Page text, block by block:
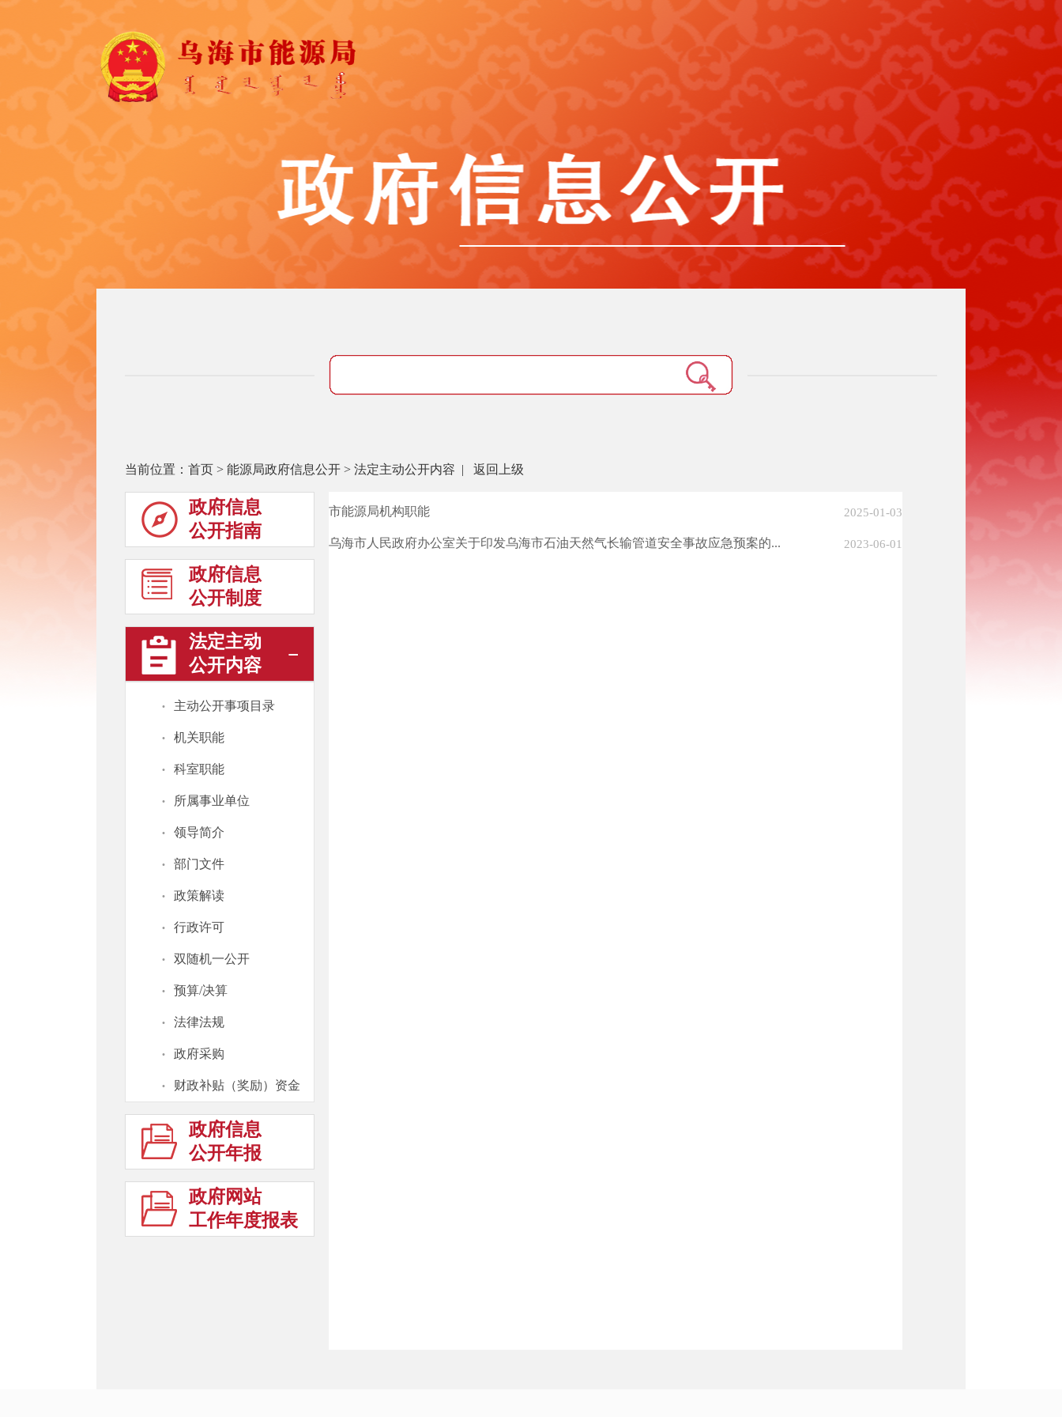
当前位置： 首页 > 能源局政府信息公开 > 法定主动公开内容 | 返回上级
政府信息
公开指南
政府信息
公开制度
法定主动
公开内容
· 主动公开事项目录
· 机关职能
· 科室职能
· 所属事业单位
· 领导简介
· 部门文件
· 政策解读
· 行政许可
· 双随机一公开
· 预算/决算
· 法律法规
· 政府采购
· 财政补贴（奖励）资金
政府信息
公开年报
政府网站
工作年度报表
市能源局机构职能 2025-01-03
乌海市人民政府办公室关于印发乌海市石油天然气长输管道安全事故应急预案的... 2023-06-01